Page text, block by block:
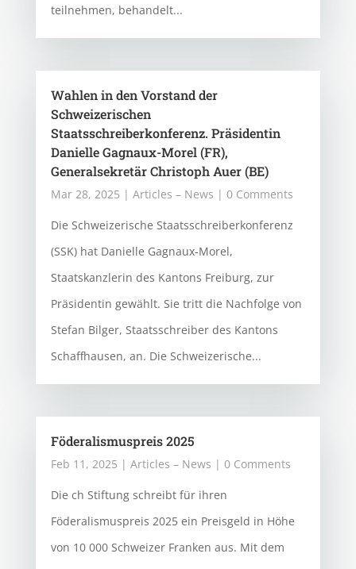
teilnehmen, behandelt...
Wahlen in den Vorstand der
Schweizerischen
Staatsschreiberkonferenz. Präsidentin
Danielle Gagnaux-Morel (FR),
Generalsekretär Christoph Auer (BE)
Mar 28, 2025 | Articles – News | 0 Comments
Die Schweizerische Staatsschreiberkonferenz
(SSK) hat Danielle Gagnaux-Morel,
Staatskanzlerin des Kantons Freiburg, zur
Präsidentin gewählt. Sie tritt die Nachfolge von
Stefan Bilger, Staatsschreiber des Kantons
Schaffhausen, an. Die Schweizerische...
Föderalismuspreis 2025
Feb 11, 2025 | Articles – News | 0 Comments
Die ch Stiftung schreibt für ihren
Föderalismuspreis 2025 ein Preisgeld in Höhe
von 10 000 Schweizer Franken aus. Mit dem